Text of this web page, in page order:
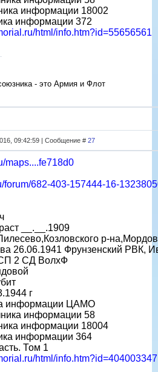
информации 18002
информации 372
html/info.htm?id=55656561
- это Армия и Флот
09:42:59 | Сообщение # 27
maps....fe718d0
forum/682-403-157444-16-
__.__.1909
р-
26.06.1941 Фрунзенский РВК,
2 СД ВолхФ
г
информации ЦАМО
информации 58
информации 18004
информации 364
Том 1
html/info.htm?id=404003347